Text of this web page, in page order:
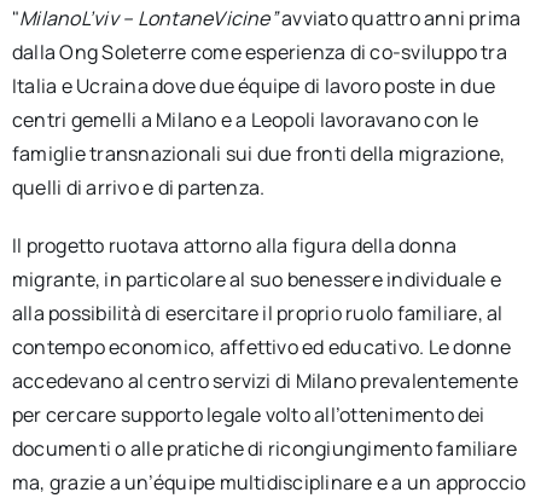
"MilanoL’viv – LontaneVicine”avviato quattro anni prima
dalla Ong Soleterre come esperienza di co-sviluppo tra
Italia e Ucraina dove due équipe di lavoro poste in due
centri gemelli a Milano e a Leopoli lavoravano con le
famiglie transnazionali sui due fronti della migrazione,
quelli di arrivo e di partenza.
Il progetto ruotava attorno alla figura della donna
migrante, in particolare al suo benessere individuale e
alla possibilità di esercitare il proprio ruolo familiare, al
contempo economico, affettivo ed educativo. Le donne
accedevano al centro servizi di Milano prevalentemente
per cercare supporto legale volto all’ottenimento dei
documenti o alle pratiche di ricongiungimento familiare
ma, grazie a un’équipe multidisciplinare e a un approccio